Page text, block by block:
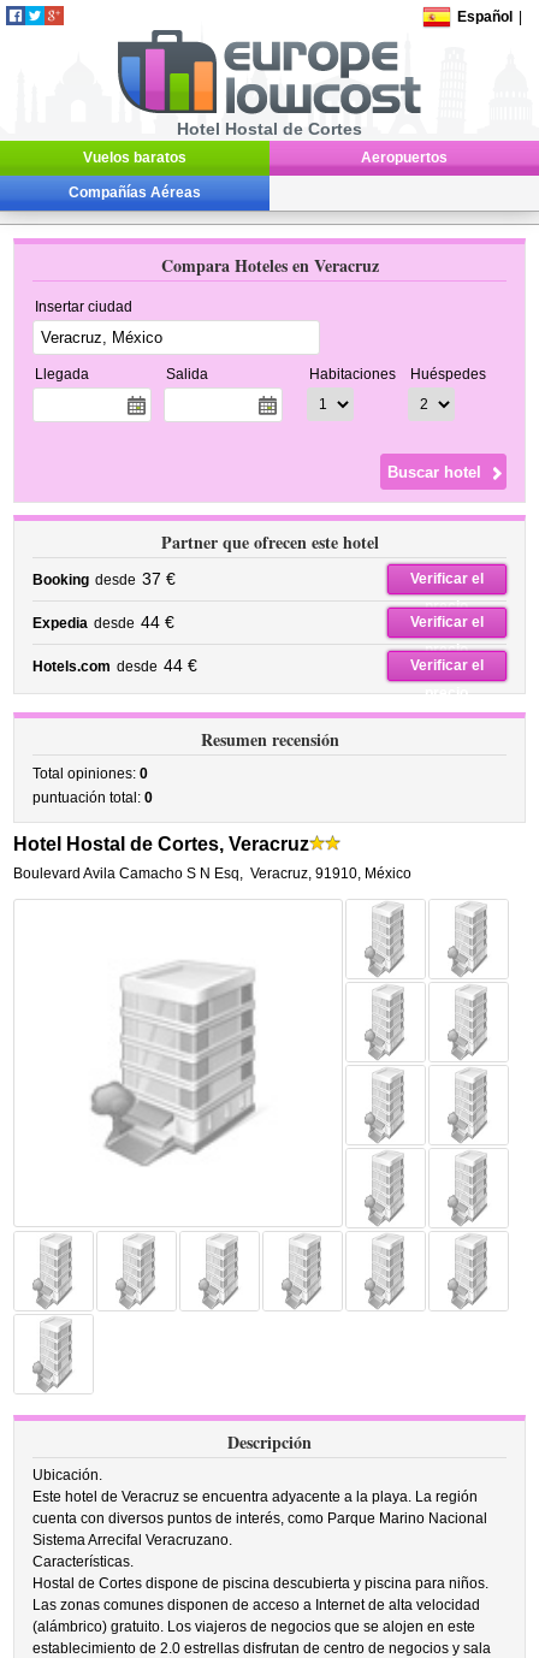
Español
Hotel Hostal de Cortes
Vuelos baratos Aeropuertos
Compañías Aéreas
Compara Hoteles en Veracruz
Insertar ciudad
Llegada Salida Habitaciones Huéspedes
Partner que ofrecen este hotel
Booking desde 37 €
Verificar el
precio
Expedia desde 44 €
Verificar el
precio
Hotels.com desde 44 €
Verificar el
precio
Resumen recensión
Total opiniones:0
puntuación total:0
Hotel Hostal de Cortes, Veracruz
Boulevard Avila Camacho S N Esq, Veracruz,91910, México
Descripción
Ubicación.
Este hotel de Veracruz se encuentra adyacente a la playa. La región
cuenta con diversos puntos de interés, como Parque Marino Nacional
Sistema Arrecifal Veracruzano.
Características.
Hostal de Cortes dispone de piscina descubierta y piscina para niños.
Las zonas comunes disponen de acceso a Internet de alta velocidad
(alámbrico) gratuito. Los viajeros de negocios que se alojen en este
establecimiento de 2.0 estrellas disfrutan de centro de negocios y sala